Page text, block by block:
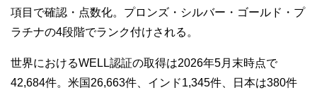
項目で確認・点数化。プロンズ・シルバー・ゴールド・プ
ラチナの4段階でランク付けされる。
世界におけるWELL認証の取得は2026年5月末時点で
42,684件。米国26,663件、インド1,345件、日本は380件